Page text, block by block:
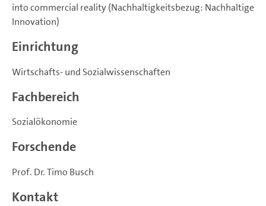
into commercial reality (Nachhaltigkeitsbezug: Nachhaltige
Innovation)
Einrichtung
Wirtschafts- und Sozialwissenschaften
Fachbereich
Sozialökonomie
Forschende
Prof. Dr. Timo Busch
Kontakt